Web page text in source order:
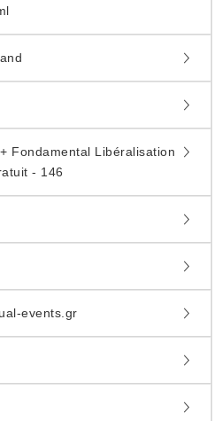
Fondamental Libéralisation
- 146
events.gr